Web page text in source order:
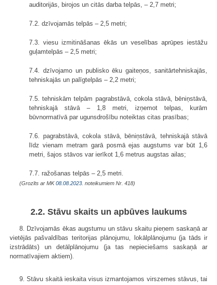
auditorijās, birojos un citās darba telpās, – 2,7 metri;
7.2. dzīvojamās telpās – 2,5 metri;
7.3. viesu izmitināšanas ēkās un veselības aprūpes iestāžu
guļamtelpās – 2,5 metri;
7.4. dzīvojamo un publisko ēku gaiteņos, sanitārtehniskajās,
tehniskajās un palīgtelpās – 2,2 metri;
7.5. tehniskām telpām pagrabstāvā, cokola stāvā, bēniņstāvā,
tehniskajā stāvā – 1,8 metri, izņemot telpas, kurām
būvnormatīvā par ugunsdrošību noteiktas citas prasības;
7.6. pagrabstāvā, cokola stāvā, bēniņstāvā, tehniskajā stāvā
līdz vienam metram garā posmā ejas augstums var būt 1,6
metri, šajos stāvos var ierīkot 1,6 metrus augstas ailas;
7.7. ražošanas telpās – 2,5 metri.
(Grozīts ar MK08.08.2023. noteikumiem Nr. 418)
2.2. Stāvu skaits un apbūves laukums
8. Dzīvojamās ēkas augstumu un stāvu skaitu pieņem saskaņā ar
vietējās pašvaldības teritorijas plānojumu, lokālplānojumu (ja tāds ir
izstrādāts) un detālplānojumu (ja tas nepieciešams saskaņā ar
normatīvajiem aktiem).
9. Stāvu skaitā ieskaita visus izmantojamos virszemes stāvus, tai